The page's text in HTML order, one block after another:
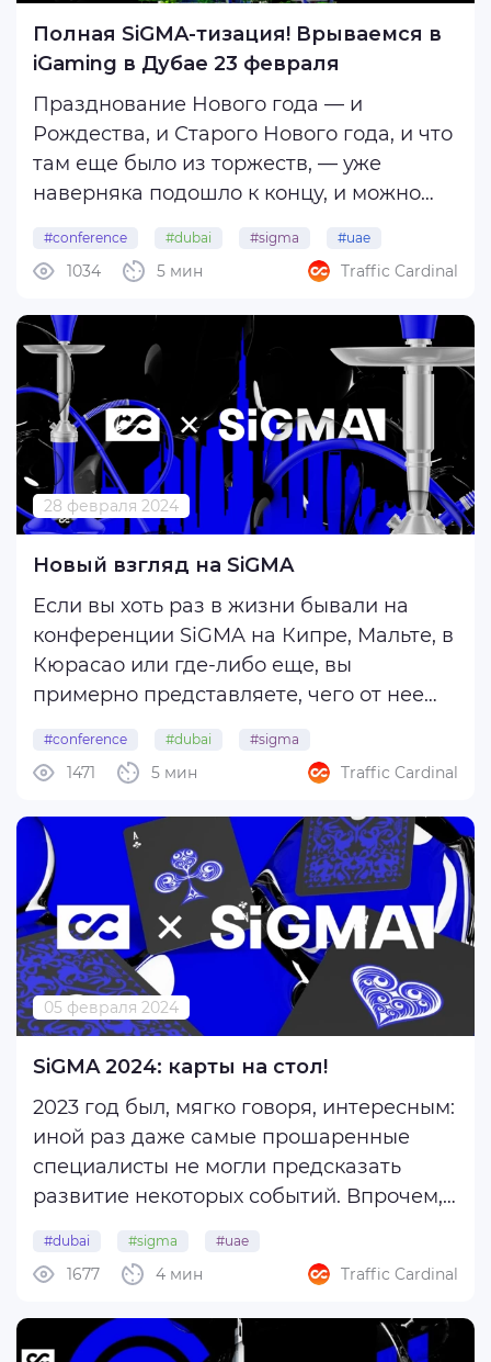
Полная SiGMA-тизация! Врываемся в
iGaming в Дубае 23 февраля
Празднование Нового года — и
Рождества, и Старого Нового года, и что
там еще было из торжеств, — уже
наверняка подошло к концу, и можно
осмотреться по сторонам и взглянуть на
обновленный рынок. Вам, наверное,
кажется, что все погрязло в хаосе, но это
и понятно: ...
#conference #dubai #sigma #uae
#sigmaeurasia 5 мин
1034 Traffic Cardinal
28 февраля 2024
Новый взгляд на SiGMA
Если вы хоть раз в жизни бывали на
конференции SiGMA на Кипре, Мальте, в
Кюрасао или где-либо еще, вы
примерно представляете, чего от нее
довольные арбитражники, размахивая
бейджиками и обсуждая будущие
перспективные проекты; кто-то уже
предается мечтам о ...
#conference #dubai #sigma
#sigmaconference5 мин
1471 Traffic Cardinal
05 февраля 2024
SiGMA 2024: карты на стол!
2023 год был, мягко говоря, интересным:
иной раз даже самые прошаренные
специалисты не могли предсказать
развитие некоторых событий. Впрочем,
черта цифрового бизнеса в целом:
арбитражники постоянно находятся в
поиске новых возможностей, создают
полезные ...
#dubai #sigma #uae
4 мин
1677 Traffic Cardinal